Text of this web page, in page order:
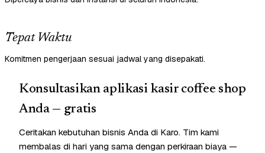
Tepat Waktu
Komitmen pengerjaan sesuai jadwal yang disepakati.
Konsultasikan aplikasi kasir coffee shop
Anda — gratis
Ceritakan kebutuhan bisnis Anda di Karo. Tim kami
membalas di hari yang sama dengan perkiraan biaya —